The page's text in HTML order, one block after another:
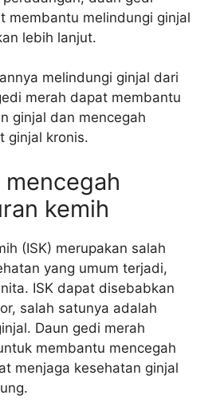
membantu melindungi ginjal
lebih lanjut.
melindungi ginjal dari
merah dapat membantu
ginjal dan mencegah
ginjal kronis.
kemih
(ISK) merupakan salah
yang umum terjadi,
ISK dapat disebabkan
salah satunya adalah
Daun gedi merah
membantu mencegah
menjaga kesehatan ginjal